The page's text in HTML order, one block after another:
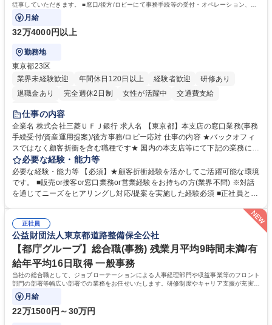
従事していただきます。 ■窓口/後方/ロビーにて事務手続等の受付・オペレーション、お
客様対応
月給
32万4000円以上
勤務地
東京都23区
業界未経験歓迎
年間休日120日以上 経験者歓迎
研修あり
退職金あり
完全週休2日制 女性が活躍中
交通費支給
土日祝休み
仕事の内容
企業名 株式会社三菱ＵＦＪ銀行 求人名 【東京都】本支店の窓口業務(事務
手続受付/資産運用提案)/後方事務/ロビー応対 仕事の内容 ★バックオフィ
スではなく顧客折衝を含む職種です★ 国内の本支店等にて下記の業務に従
事していただきます。 ■窓口/後方/ロビーにて事務手続等の受付・オペレ
ーション、お客様対応 ■窓口にて、ご来店された個人のお客様に対して金
融商品のご提案 ■効率的な事務運用の検討・構築等 ≪業務紹介：ご応募前
に必ずご覧ください≫ ※記事 https://www.mysite.bk.mufg.jp/career/circle/
必要な経験・能力等
必要な経験・能力等 【必須】★顧客折衝経験を活かしてご活躍可能な環境
です。 ■販売or接客or窓口業務or営業経験をお持ちの方(業界不問) ※対話
を通じてニーズをヒアリングし対応/提案を実施した経験必須 ■正社員とし
事務経験 ■金融商品の提案・販売経験 ≪魅力≫研修やOJT環境が整ってい
るので安心して入行いただけます。 幅広いキャリアの選択肢があり、公募
や社内副業等を活用し、 一人ひとりが挑戦できるカルチャーが浸透してい
ます。 学歴・資格 学歴：大学院 大学 高専 短大 専修学校 高校 語学力：
資格：
正社員
公益財団法人東京都道路整備保全公社
【都庁グループ】総合職(事務) 残業月平均9時間未満/有
給年平均16日取得 一般事務
当社の総合職として、ジョブローテーションによる人事経理部門や収益事業等のフロント
部門の部署等幅広い部署での業務をお任せいたします。研修制度やキャリア支援が充実し
ております！ ※下記業務詳細
月給
22万1500円～30万円